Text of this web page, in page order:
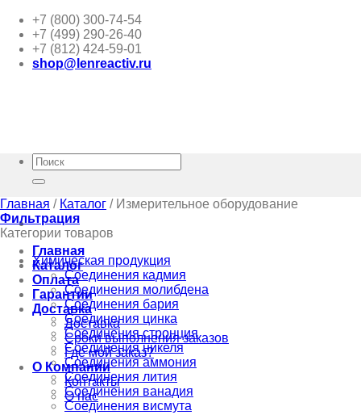
Skip
content
+7 (800) 300-74-54
+7 (499) 290-26-40
+7 (812) 424-59-01
shop@lenreactiv.ru
Главная
Каталог
Оплата
Гарантии
Доставка
Доставка
Сроки выполнения заказов
Где мой заказ?
О Компании
Контакты
О нас
Искать:
Главная / Каталог /Измерительное оборудование
Фильтрация
Категории товаров
Химическая продукция
Соединения кадмия
Соединения молибдена
Соединения бария
Соединения цинка
Соединения стронция
Соединения никеля
Соединения аммония
Соединения лития
Соединения ванадия
Соединения висмута